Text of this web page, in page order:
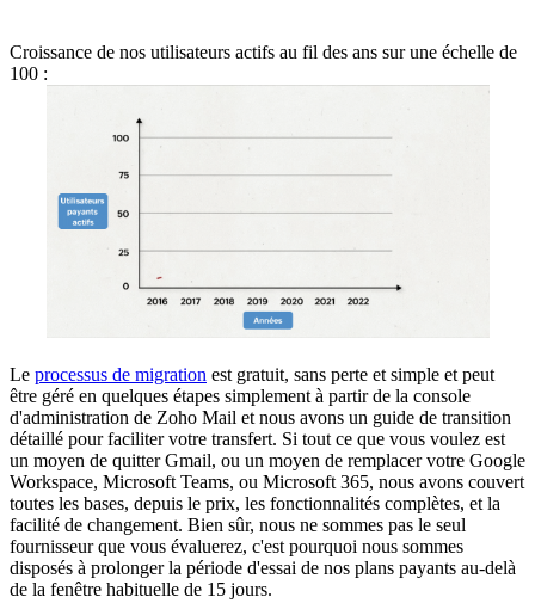
Croissance de nos utilisateurs actifs au fil des ans sur une échelle de
100 :
Le processus de migration est gratuit, sans perte et simple et peut
être géré en quelques étapes simplement à partir de la console
d'administration de Zoho Mail et nous avons un guide de transition
détaillé pour faciliter votre transfert. Si tout ce que vous voulez est
un moyen de quitter Gmail, ou un moyen de remplacer votre Google
Workspace, Microsoft Teams, ou Microsoft 365, nous avons couvert
toutes les bases, depuis le prix, les fonctionnalités complètes, et la
facilité de changement. Bien sûr, nous ne sommes pas le seul
fournisseur que vous évaluerez, c'est pourquoi nous sommes
disposés à prolonger la période d'essai de nos plans payants au-delà
de la fenêtre habituelle de 15 jours.